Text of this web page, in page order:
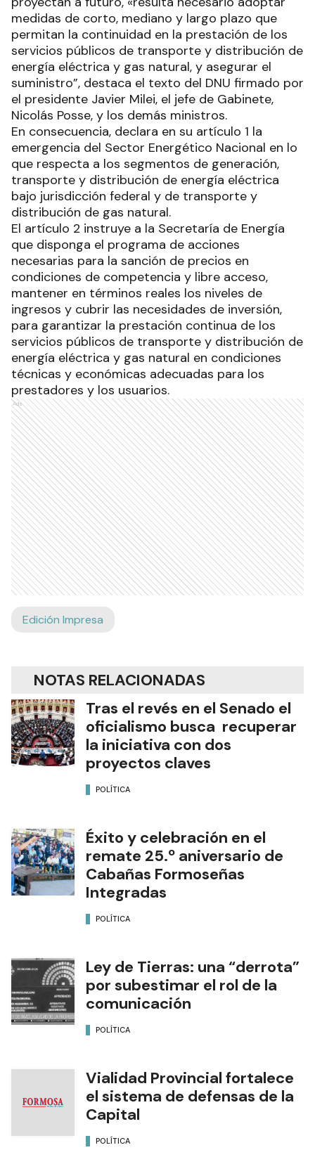
medidas de corto, mediano y largo plazo que
permitan la continuidad en la prestación de los
servicios públicos de transporte y distribución de
energía eléctrica y gas natural, y asegurar el
suministro”, destaca el texto del DNU firmado por
el presidente Javier Milei, el jefe de Gabinete,
Nicolás Posse, y los demás ministros.
En consecuencia, declara en su artículo 1 la
emergencia del Sector Energético Nacional en lo
que respecta a los segmentos de generación,
transporte y distribución de energía eléctrica
bajo jurisdicción federal y de transporte y
distribución de gas natural.
El artículo 2 instruye a la Secretaría de Energía
que disponga el programa de acciones
necesarias para la sanción de precios en
condiciones de competencia y libre acceso,
mantener en términos reales los niveles de
ingresos y cubrir las necesidades de inversión,
para garantizar la prestación continua de los
servicios públicos de transporte y distribución de
energía eléctrica y gas natural en condiciones
técnicas y económicas adecuadas para los
prestadores y los usuarios.
Ads
Edición Impresa
NOTAS RELACIONADAS
Tras el revés en el Senado el
oficialismo busca recuperar
la iniciativa con dos
proyectos claves
POLÍTICA
Éxito y celebración en el
remate 25.º aniversario de
Cabañas Formoseñas
Integradas
POLÍTICA
Ley de Tierras: una “derrota”
por subestimar el rol de la
comunicación
POLÍTICA
Vialidad Provincial fortalece
el sistema de defensas de la
Capital
POLÍTICA